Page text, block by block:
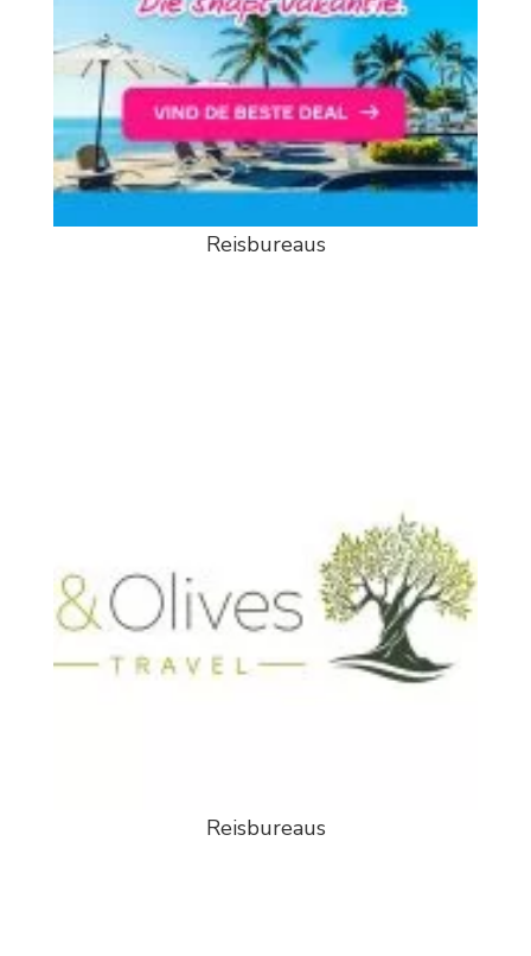
Reisbureaus
Reisbureaus